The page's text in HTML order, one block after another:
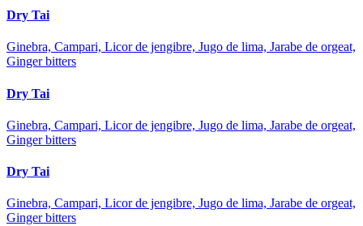
Dry Tai
Ginebra, Campari, Licor de jengibre, Jugo de lima, Jarabe de orgeat,
Ginger bitters
Dry Tai
Ginebra, Campari, Licor de jengibre, Jugo de lima, Jarabe de orgeat,
Ginger bitters
Dry Tai
Ginebra, Campari, Licor de jengibre, Jugo de lima, Jarabe de orgeat,
Ginger bitters